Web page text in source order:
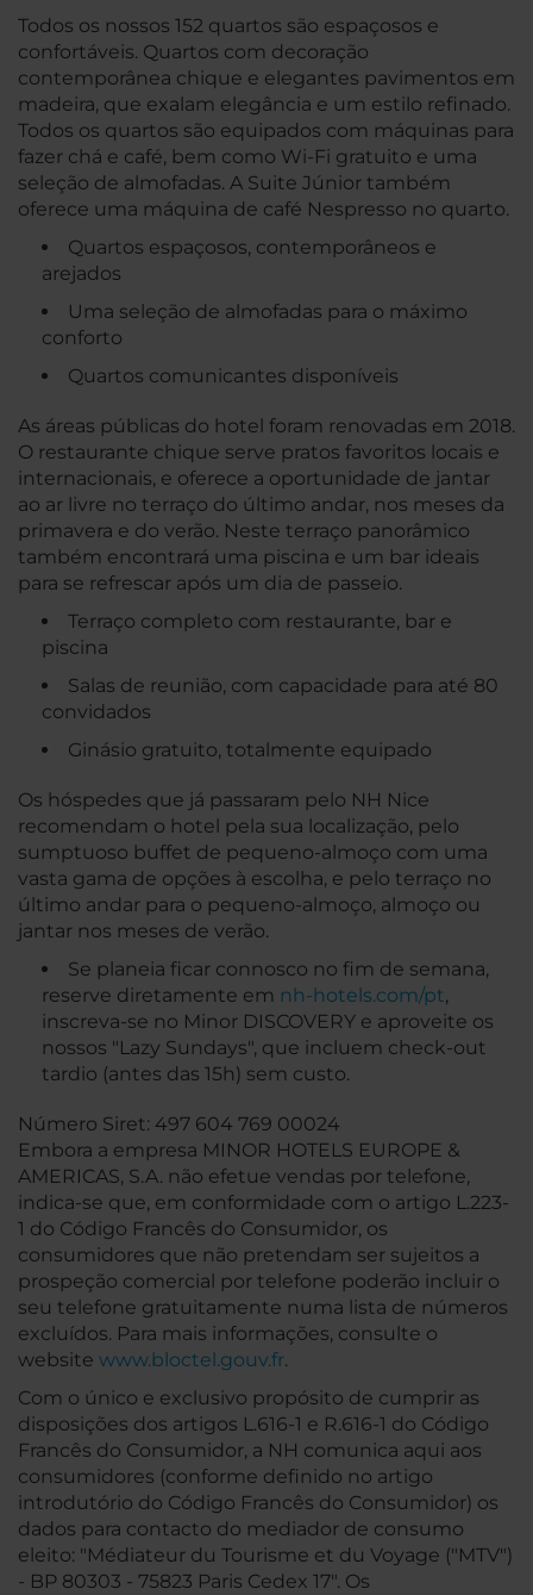
Todos os nossos 152 quartos são espaçosos e
confortáveis. Quartos com decoração
contemporânea chique e elegantes pavimentos em
madeira, que exalam elegância e um estilo refinado.
Todos os quartos são equipados com máquinas para
fazer chá e café, bem como Wi-Fi gratuito e uma
seleção de almofadas. A Suite Júnior também
oferece uma máquina de café Nespresso no quarto.
Quartos espaçosos, contemporâneos e
arejados
Uma seleção de almofadas para o máximo
conforto
Quartos comunicantes disponíveis
As áreas públicas do hotel foram renovadas em 2018.
O restaurante chique serve pratos favoritos locais e
internacionais, e oferece a oportunidade de jantar
ao ar livre no terraço do último andar, nos meses da
primavera e do verão. Neste terraço panorâmico
também encontrará uma piscina e um bar ideais
para se refrescar após um dia de passeio.
Terraço completo com restaurante, bar e
piscina
Salas de reunião, com capacidade para até 80
convidados
Ginásio gratuito, totalmente equipado
Os hóspedes que já passaram pelo NH Nice
recomendam o hotel pela sua localização, pelo
sumptuoso buffet de pequeno-almoço com uma
vasta gama de opções à escolha, e pelo terraço no
último andar para o pequeno-almoço, almoço ou
jantar nos meses de verão.
Se planeia ficar connosco no fim de semana,
reserve diretamente em nh-hotels.com/pt,
inscreva-se no Minor DISCOVERY e aproveite os
nossos "Lazy Sundays", que incluem check-out
tardio (antes das 15h) sem custo.
Número Siret: 497 604 769 00024
Embora a empresa MINOR HOTELS EUROPE &
AMERICAS, S.A. não efetue vendas por telefone,
indica-se que, em conformidade com o artigo L.223-
1 do Código Francês do Consumidor, os
consumidores que não pretendam ser sujeitos a
prospeção comercial por telefone poderão incluir o
seu telefone gratuitamente numa lista de números
excluídos. Para mais informações, consulte o
website www.bloctel.gouv.fr.
Com o único e exclusivo propósito de cumprir as
disposições dos artigos L.616-1 e R.616-1 do Código
Francês do Consumidor, a NH comunica aqui aos
consumidores (conforme definido no artigo
introdutório do Código Francês do Consumidor) os
dados para contacto do mediador de consumo
eleito: "Médiateur du Tourisme et du Voyage ("MTV")
- BP 80303 - 75823 Paris Cedex 17". Os